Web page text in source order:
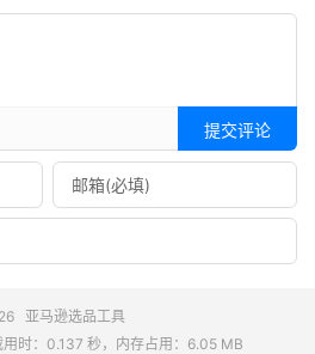
提交评论
亚马逊选品工具
时：0.137 秒，内存占用：6.05 MB